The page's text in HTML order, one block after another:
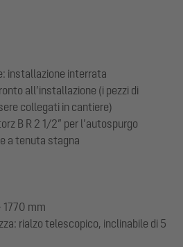
installazione interrata
all’installazione (i pezzi di
collegati in cantiere)
B R 2 1/2” per l’autospurgo
a tenuta stagna
1770 mm
rialzo telescopico, inclinabile di 5